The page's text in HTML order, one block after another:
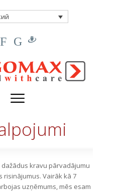
F G
kravu pārvadājumu
risinājumus. Vairāk kā 7
uzņēmums, mēs esam